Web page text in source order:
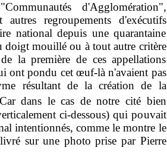
d'Agglomération",
regroupements d'exécutifs
national depuis une quarantaine
doigt mouillé ou à tout autre critère
la première de ces appellations
ont pondu cet œuf-là n'avaient pas
résultant de la création de la
dans le cas de notre cité bien
ci-dessous) qui pouvait
intentionnés, comme le montre le
sur une photo prise par Pierre